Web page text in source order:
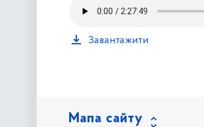
Завантажити
Мапа сайту